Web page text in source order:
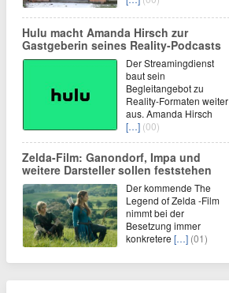
Hulu macht Amanda Hirsch zur
Gastgeberin seines Reality-Podcasts
Der Streamingdienst
baut sein
Begleitangebot zu
Reality-Formaten weiter
aus. Amanda Hirsch
[…] (00)
Zelda-Film: Ganondorf, Impa und
weitere Darsteller sollen feststehen
Der kommende The
Legend of Zelda -Film
nimmt bei der
Besetzung immer
konkretere […] (01)